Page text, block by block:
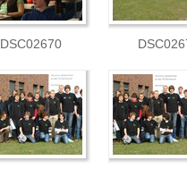
DSC02670